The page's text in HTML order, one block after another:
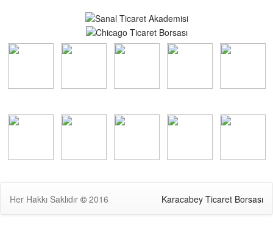
Her Hakkı Saklıdır © 2016 Karacabey Ticaret Borsası